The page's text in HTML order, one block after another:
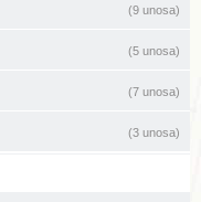
(9 unosa)
(5 unosa)
(7 unosa)
(3 unosa)